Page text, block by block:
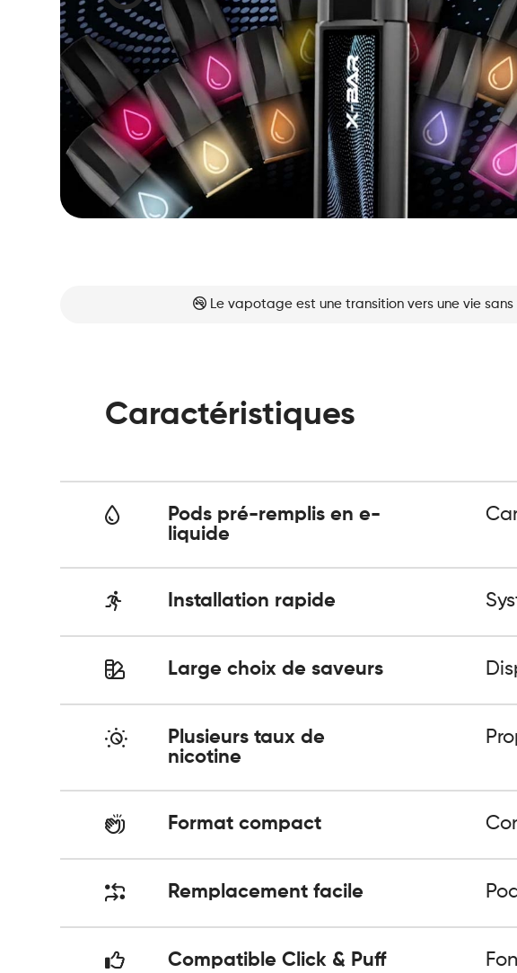
Le vapotage est une transition vers une vie
Caractéristiques
Pods pré-remplis en e-
liquide
Installation rapide
Large choix de saveurs
Plusieurs taux de
nicotine
Format compact
Remplacement facile
Compatible Click & Puff